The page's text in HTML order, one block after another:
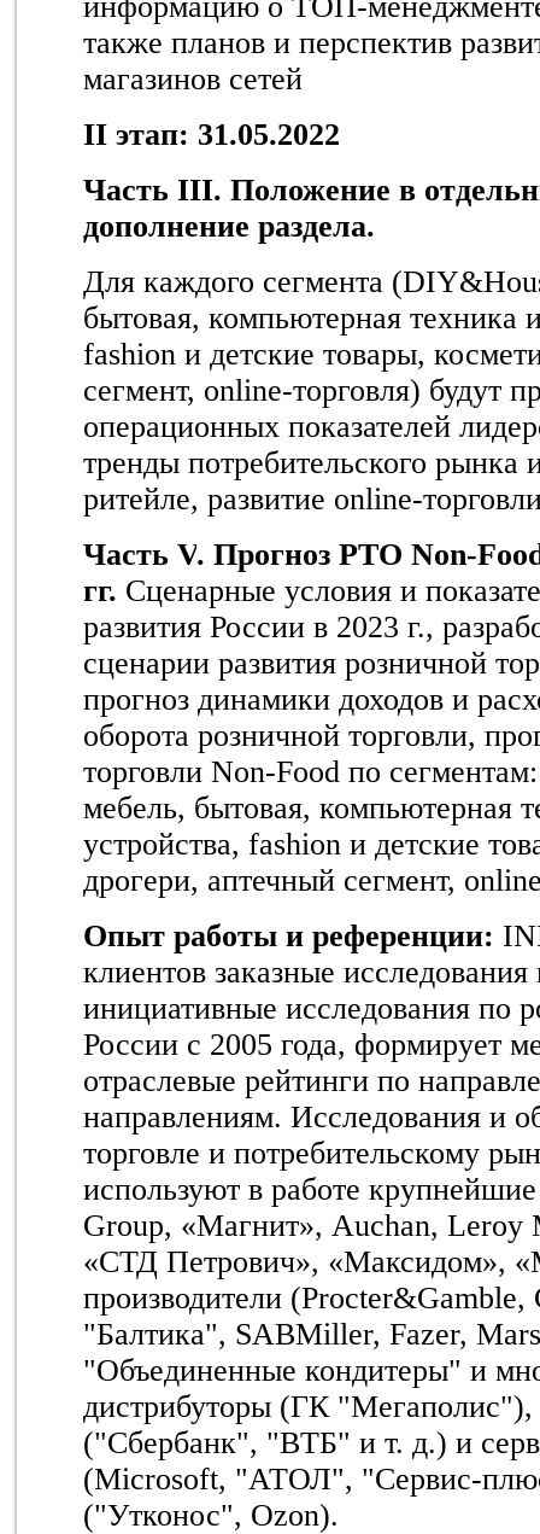
также планов и перспектив
магазинов сетей
II этап: 31.05.2022
Часть III. Положение в
дополнение раздела.
Для каждого сегмента
бытовая, компьютерная техника
fashion и детские товары,
сегмент, online-торговля) будут
операционных показателей
тренды потребительского рынка
ритейле, развитие online-
Часть V. Прогноз РТО Non-
гг. Сценарные условия и
развития России в 2023 г.,
сценарии развития розничной
прогноз динамики доходов и
оборота розничной торговли,
торговли Non-Food по
мебель, бытовая, компьютерная
устройства, fashion и детские
дрогери, аптечный сегмент,
Опыт работы и референции:
клиентов заказные
инициативные исследования по
России c 2005 года, формирует
отраслевые рейтинги по
направлениям. Исследования и
торговле и потребительскому
используют в работе
Group, «Магнит», Auchan,
«СТД Петрович», «Максидом»,
производители (Procter&Gamble,
"Балтика", SABMiller, Fazer,
"Объединенные кондитеры" и
дистрибуторы (ГК
("Сбербанк", "ВТБ" и т. д.) и
(Microsoft, "АТОЛ", "Сервис-
("Утконос", Ozon).